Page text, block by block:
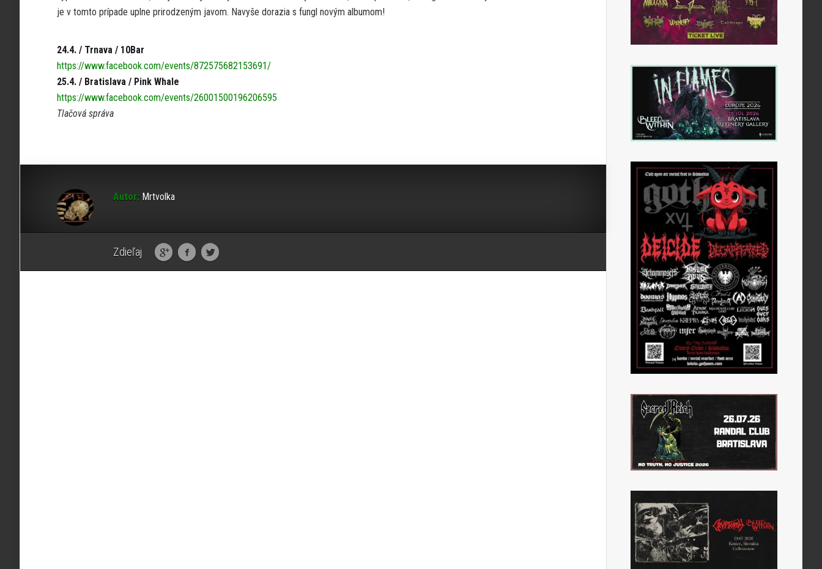
je v tomto prípade uplne prirodzeným javom. Navyše dorazia s fungl novým albumom!
24.4. / Trnava / 10Bar
https://www.facebook.com/events/872575682153691/
25.4. / Bratislava / Pink Whale
https://www.facebook.com/events/26001500196206595
Tlačová správa
Autor: Mrtvolka
Zdieľaj